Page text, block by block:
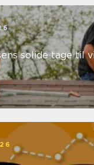
vind og